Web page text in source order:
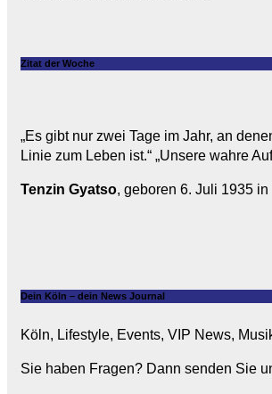
Zitat der Woche
„Es gibt nur zwei Tage im Jahr, an
Linie zum Leben ist.“ „Unsere wahre
Tenzin Gyatso, geboren 6. Juli 1935
Dein Köln – dein News Journal
Köln, Lifestyle, Events, VIP News,
Sie haben Fragen? Dann senden Sie